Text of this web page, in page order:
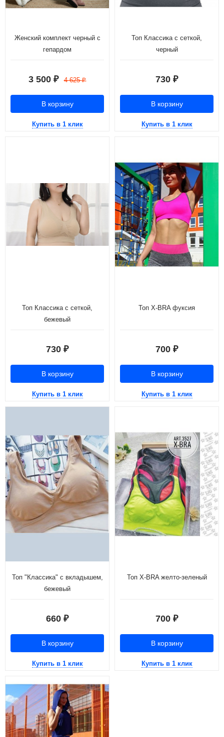
Женский комплект черный с
гепардом
3 500 ₽ 4 625₽
В корзину
Купить в 1 клик
Топ Классика с сеткой,
черный
730 ₽
В корзину
Купить в 1 клик
Топ Классика с сеткой,
бежевый
730 ₽
В корзину
Купить в 1 клик
Топ X-BRA фуксия
700 ₽
В корзину
Купить в 1 клик
Топ "Классика" с вкладышем,
бежевый
660 ₽
В корзину
Купить в 1 клик
Топ X-BRA желто-зеленый
700 ₽
В корзину
Купить в 1 клик